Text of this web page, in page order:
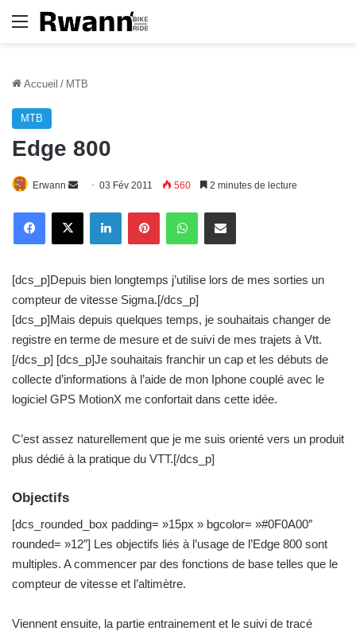
Menu
Accueil / MTB
MTB
Edge 800
Erwann
o
e
r
u
n
o
u
i
03 Fév 2011 560 2 minutes de lecture
[dcs_p]Depuis bien longtemps j’utilise lors de mes sorties un
compteur de vitesse Sigma.[/dcs_p]
[dcs_p]Mais depuis quelques temps, je souhaitais changer de
registre en terme de mesure et de suivi de mes trajets à Vtt.
[/dcs_p] [dcs_p]Je souhaitais franchir un cap et les débuts de
collecte d’informations à l’aide de mon Iphone couplé avec le
logiciel GPS MotionX me confortait dans cette idée.
C’est assez naturellement que je me suis orienté vers un produit
plus dédié à la pratique du VTT.[/dcs_p]
Objectifs
[dcs_rounded_box padding= »15px » bgcolor= »#0F0A00″
rounded= »12″] Les objectifs liés à l’usage de l’Edge 800 sont
multiples. A commencer par des fonctions de base telles que le
compteur de vitesse et l’altimètre.
Viennent ensuite, la partie entrainement et le suivi de tracé